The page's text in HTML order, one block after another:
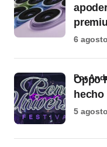
6
Oppo
hecho
por
5